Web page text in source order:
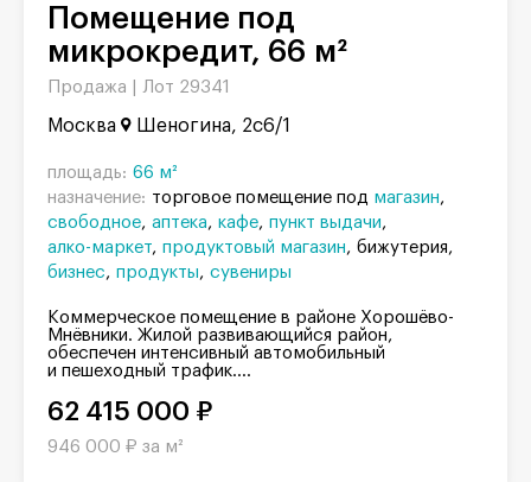
Помещение под
микрокредит, 66 м²
Продажа | Лот 29341
Москва Шеногина, 2с6/1
площадь: 66 м²
назначение: торговое помещение под магазин
свободное аптека кафе пункт выдачи
алко-маркет продуктовый магазин
бижутерия
бизнес
продукты сувениры
Коммерческое помещение в районе Хорошёво-
Мнёвники. Жилой развивающийся район,
обеспечен интенсивный автомобильный
и пешеходный трафик....
62 415 000 ₽
946 000 ₽ за м²